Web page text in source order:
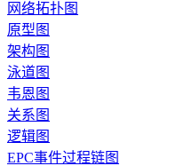
网络拓扑图
原型图
架构图
泳道图
韦恩图
关系图
逻辑图
EPC事件过程链图